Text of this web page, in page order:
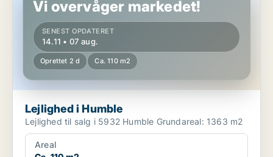
Vi overvåger markedet!
SENEST OPDATERET
14.11 • 07 aug.
Oprettet 2 d Ca. 110 m2
Lejlighed i Humble
Lejlighed til salg i 5932 Humble Grundareal: 1363 m2
Areal